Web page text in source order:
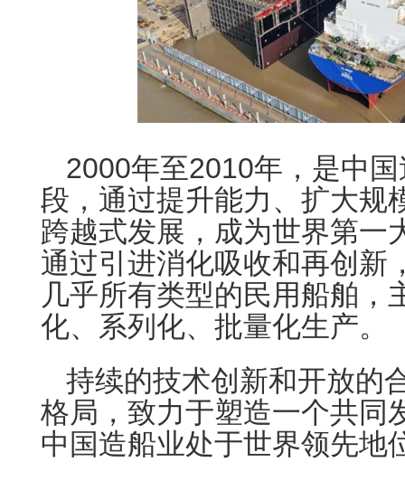
2000年至2010年，是中
段，通过提升能力、扩大规
跨越式发展，成为世界第一
通过引进消化吸收和再创新
几乎所有类型的民用船舶，
化、系列化、批量化生产。
持续的技术创新和开放的
格局，致力于塑造一个共同
中国造船业处于世界领先地